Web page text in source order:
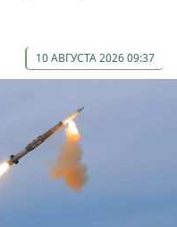
10 АВГУСТА 2026 09:37